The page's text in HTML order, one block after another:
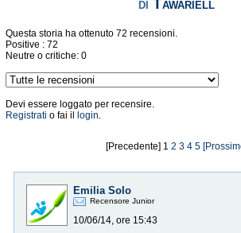
diTawariell
Questa storia ha ottenuto 72 recensioni.
Positive : 72
Neutre o critiche: 0
Devi essere loggato per recensire.
Registrati o fai il login.
[Precedente] 1 2 3 4 5
Emilia Solo
Recensore Junior
10/06/14, ore 15:43